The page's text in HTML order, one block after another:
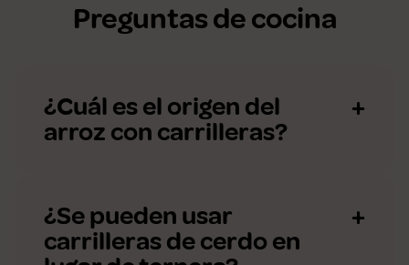
Preguntas de cocina
¿Cuál es el origen del
arroz con carrilleras?
¿Se pueden usar
carrilleras de cerdo en